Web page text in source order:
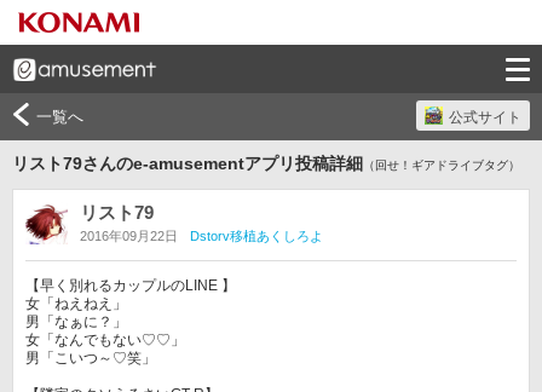
一覧へ 公式サイト
リスト79さんのe-amusementアプリ投稿詳細 （回せ！ギアドライブタグ）
リスト79
2016年09月22日 Dstorv移植あくしろよ
【早く別れるカップルのLINE 】
女「ねえねえ」
男「なぁに？」
女「なんでもない♡♡」
男「こいつ～♡笑」